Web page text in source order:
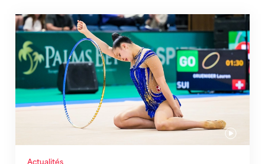
Actualités
Prochaine étape : les Championnats du monde